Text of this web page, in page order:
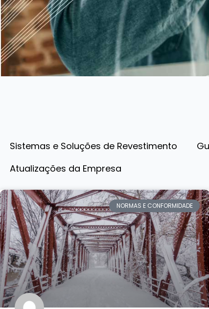
Sistemas e Soluções de Revestimento
Atualizações da Empresa
NORMAS E CONFORMIDADE